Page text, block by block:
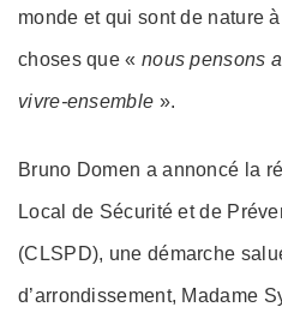
monde et qui sont de nature
choses que « nous pensons
vivre-ensemble ».
Bruno Domen a annoncé la
Local de Sécurité et de
(CLSPD), une démarche
d’arrondissement, Madame